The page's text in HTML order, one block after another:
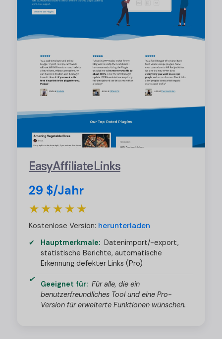
EasyAffiliateLinks
29 $/Jahr
★★★★★
Kostenlose Version: herunterladen
Hauptmerkmale: Datenimport/-export,
statistische Berichte, automatische
Erkennung defekter Links (Pro)
Geeignet für: Für alle, die ein
benutzerfreundliches Tool und eine Pro-
Version für erweiterte Funktionen wünschen.